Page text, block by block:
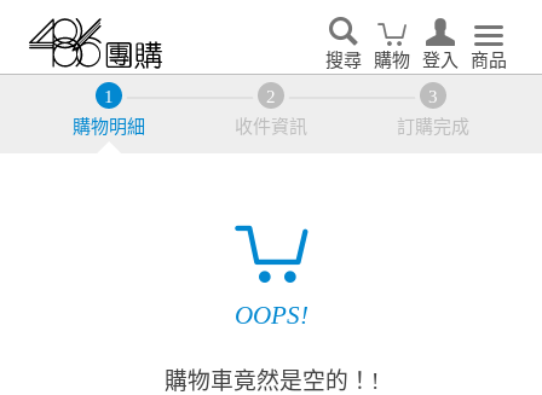
搜尋 購物 登入 商品
購物明細 收件資訊 訂購完成
OOPS!
購物車竟然是空的！!